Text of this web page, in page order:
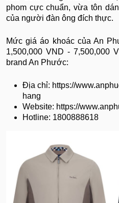
phom cực chuẩn, vừa tôn
của người đàn ông đích thực.
Mức giá áo khoác của An
1,500,000 VND - 7,500,000
brand An Phước:
Địa chỉ: https://
hang
Website: https://
Hotline: 1800888618